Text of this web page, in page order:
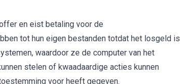
en eist betaling voor de
tot hun eigen bestanden totdat het losgeld is
waardoor ze de computer van het
stelen of kwaadaardige acties kunnen
voor heeft gegeven.